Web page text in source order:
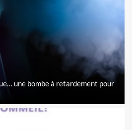
une bombe à retardement pour